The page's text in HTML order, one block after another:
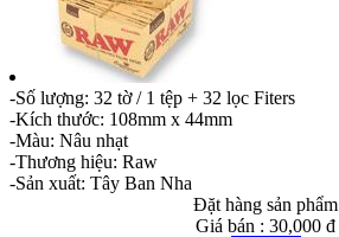
-Số lượng: 32 tờ / 1 tệp + 32 lọc Fiters
-Kích thước: 108mm x 44mm
-Màu: Nâu nhạt
-Thương hiệu: Raw
-Sản xuất: Tây Ban Nha
Đặt hàng sản phẩm
Giá bán : 30,000 đ